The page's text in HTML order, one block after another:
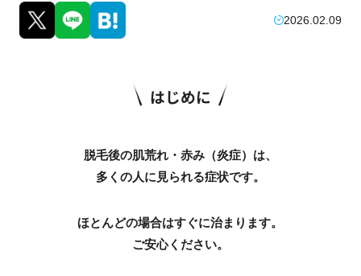
2026.02.09
はじめに
脱毛後の肌荒れ・赤み（炎症）は、
多くの人に見られる症状です。
ほとんどの場合はすぐに治まります。
ご安心ください。